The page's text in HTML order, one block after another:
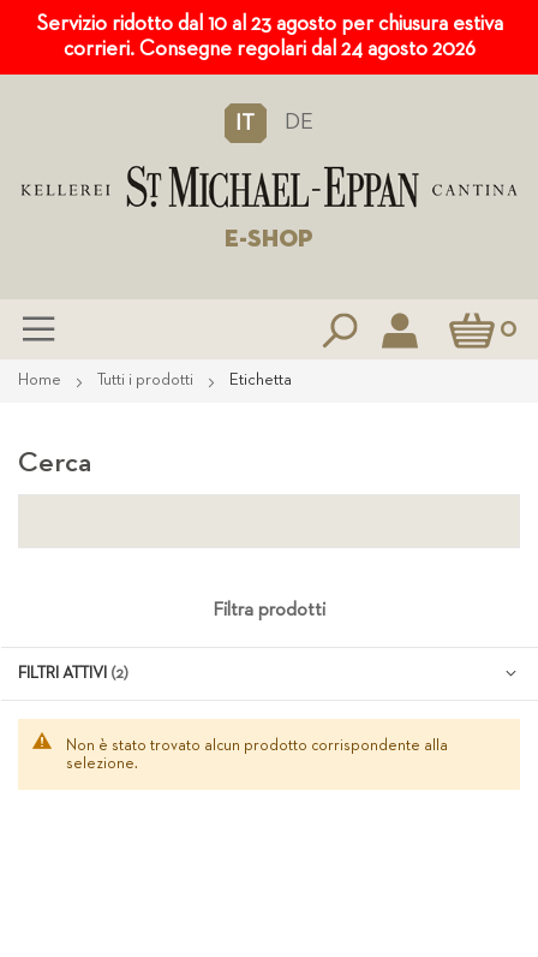
Servizio ridotto dal 10 al 23 agosto per chiusura estiva
corrieri. Consegne regolari dal 24 agosto 2026
IT DE
E-SHOP
Carrello0
Salta
Home Tutti i prodotti Etichetta
Non è stato trovato alcun prodotto corrispondente alla
selezione.
Cerca
Filtra prodotti
FILTRI ATTIVI